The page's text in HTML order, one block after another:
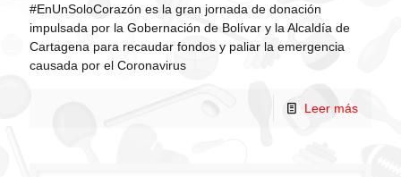
#EnUnSoloCorazón es la gran jornada de donación
impulsada por la Gobernación de Bolívar y la Alcaldía de
Cartagena para recaudar fondos y paliar la emergencia
causada por el Coronavirus
Leer más